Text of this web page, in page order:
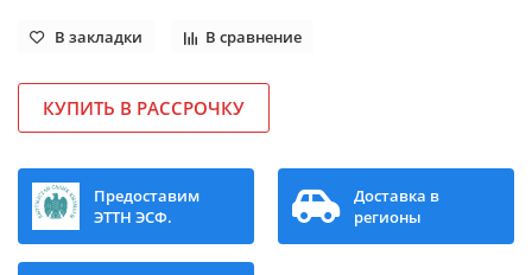
В закладки В сравнение
КУПИТЬ В РАССРОЧКУ
Предоставим
ЭТТН ЭСФ.
Доставка в
регионы